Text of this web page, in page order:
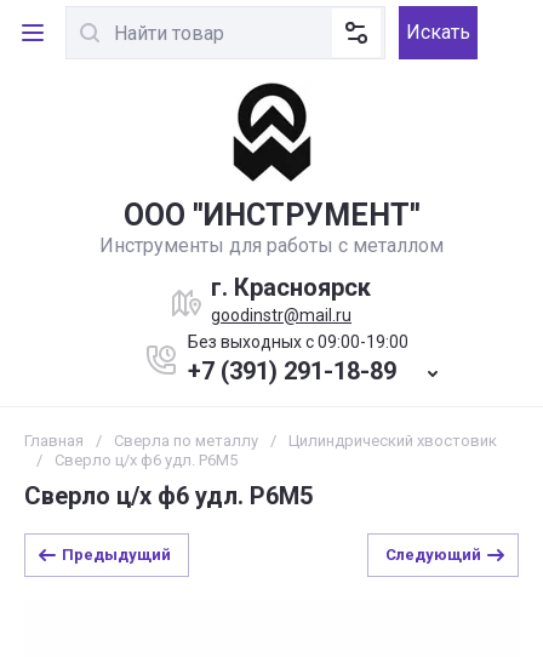
ООО ''ИНСТРУМЕНТ''
Инструменты для работы с металлом
г. Красноярск
goodinstr@mail.ru
Без выходных с 09:00-19:00
+7 (391) 291-18-89
Искать
Главная / Сверла по металлу /
Цилиндрический хвостовик
/
Сверло ц/х ф6 удл. Р6М5
Сверло ц/х ф6 удл. Р6М5
Предыдущий Следующий